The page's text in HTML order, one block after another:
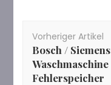
Vorheriger Artikel
Bosch / Siemens
Waschmaschine
Fehlerspeicher